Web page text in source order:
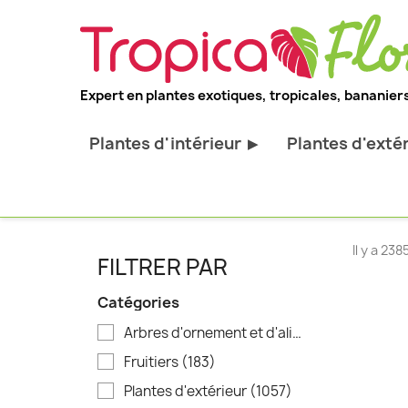
Expert en plantes exotiques, tropicales,
Plantes d'intérieur ▶
Plantes pour bureau
Cactus & Succulentes
Sujets d'exception
Plantes
Toutes les
Bananiers
Palmiers
Plantes et
Plantes
FILTRER PAR
Catégories
Arbres d'ornement et d'alignement
Fruitiers (183)
Plantes d'extérieur (1057)
Il y a